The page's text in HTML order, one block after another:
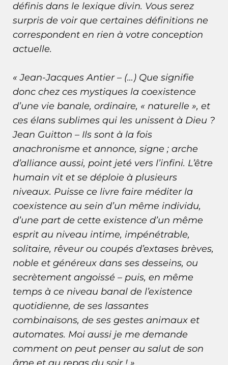
définis dans le lexique divin. Vous serez
surpris de voir que certaines définitions ne
correspondent en rien à votre conception
actuelle.
« Jean-Jacques Antier – (…) Que signifie
donc chez ces mystiques la coexistence
d’une vie banale, ordinaire, « naturelle », et
ces élans sublimes qui les unissent à Dieu ?
Jean Guitton – Ils sont à la fois
anachronisme et annonce, signe ; arche
d’alliance aussi, point jeté vers l’infini. L’être
humain vit et se déploie à plusieurs
niveaux. Puisse ce livre faire méditer la
coexistence au sein d’un même individu,
d’une part de cette existence d’un même
esprit au niveau intime, impénétrable,
solitaire, rêveur ou coupés d’extases brèves,
noble et généreux dans ses desseins, ou
secrètement angoissé – puis, en même
temps à ce niveau banal de l’existence
quotidienne, de ses lassantes
combinaisons, de ses gestes animaux et
automates. Moi aussi je me demande
comment on peut penser au salut de son